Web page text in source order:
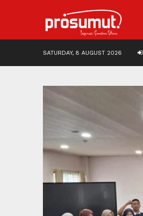
SATURDAY, 8 AUGUST 2026